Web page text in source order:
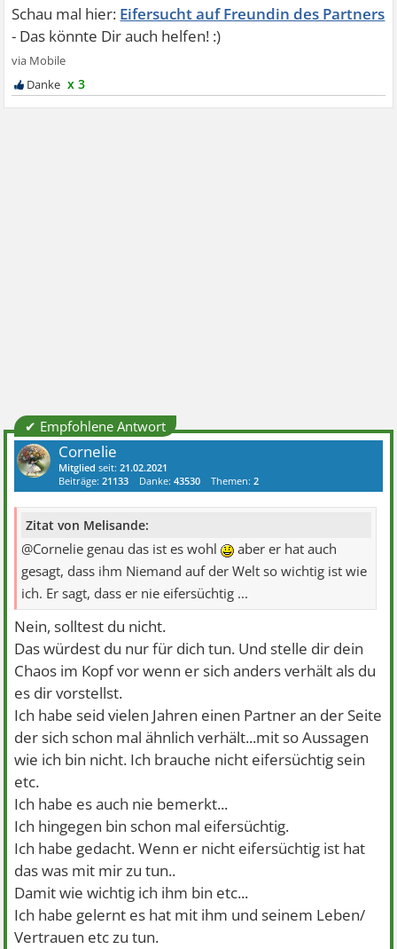
Eifersucht auf Freundin des Partners
x 3
✔ Empfohlene Antwort
Cornelie
Mitglied seit:21.02.2021
Beiträge:21133 Danke:43530 Themen:2
Zitat von Melisande:
@Cornelie genau das ist es wohl
aber er hat auch
gesagt, dass ihm Niemand auf der Welt so wichtig ist wie
ich. Er sagt, dass er nie eifersüchtig ...
Nein, solltest du nicht.
Das würdest du nur für dich tun. Und stelle dir dein
Chaos im Kopf vor wenn er sich anders verhält als du
es dir vorstellst.
Ich habe seid vielen Jahren einen Partner an der Seite
der sich schon mal ähnlich verhält...mit so Aussagen
wie ich bin nicht. Ich brauche nicht eifersüchtig sein
etc.
Ich habe es auch nie bemerkt...
Ich hingegen bin schon mal eifersüchtig.
Ich habe gedacht. Wenn er nicht eifersüchtig ist hat
das was mit mir zu tun..
Damit wie wichtig ich ihm bin etc...
Ich habe gelernt es hat mit ihm und seinem Leben/
Vertrauen etc zu tun.